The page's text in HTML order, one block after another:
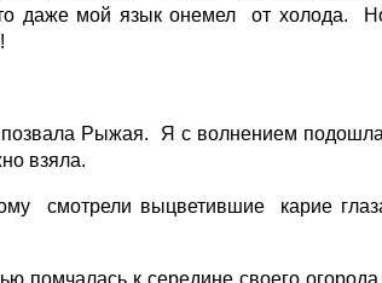
даже мой язык онемел от холода.
позвала Рыжая. Я с волнением
взяла.
смотрели выцветившие карие
помчалась к середине своего огорода